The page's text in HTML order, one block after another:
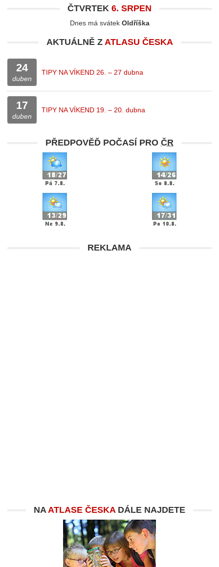
ČTVRTEK 6. SRPEN
Dnes má svátek Oldříška
AKTUÁLNĚ Z ATLASU ČESKA
24
duben
TIPY NA VÍKEND 26. – 27 dubna
17
duben
TIPY NA VÍKEND 19. – 20. dubna
PŘEDPOVĚĎ POČASÍ PRO ČR
REKLAMA
NAATLASE ČESKADÁLE NAJDETE